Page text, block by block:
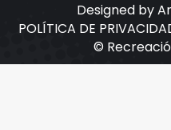
Designed by
POLÍTICA DE
©